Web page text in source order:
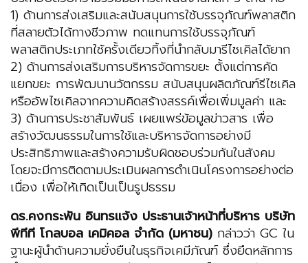
1) ด้านการส่งเสริมและสนับสนุนการใช้บรรจุภัณฑ์พลาสติก
ที่สลายตัวได้ทางชีวภาพ ทดแทนการใช้บรรจุภัณฑ์
พลาสติกประเภทใช้ครั้งเดียวทิ้งที่นำกลับมารีไซเคิลได้ยาก
2) ด้านการส่งเสริมการบริหารจัดการขยะ ตั้งแต่การคัด
แยกขยะ การพัฒนานวัตกรรม สนับสนุนผลิตภัณฑ์รีไซเคิล
หรืออัพไซเคิลจากความคิดสร้างสรรค์เพื่อเพิ่มมูลค่า และ
3) ด้านการประชาสัมพันธ์ เผยแพร่ข้อมูลข่าวสาร เพื่อ
สร้างวัฒนธรรมในการใช้และบริหารจัดการอย่างมี
ประสิทธิภาพและสร้างความรับผิดชอบร่วมกันในสังคม
โดยจะมีการติดตามประเมินผลการดำเนินโครงการอย่างต่อ
เนื่อง เพื่อให้เกิดเป็นเป็นรูปธรรม
ดร.คงกระพัน อินทรแจ้ง ประธานเจ้าหน้าที่บริหาร บริษัท
พีทีที โกลบอล เคมิคอล จำกัด (มหาชน) กล่าวว่า GC ใน
ฐานะผู้นำด้านความยั่งยืนในธุรกิจเคมีภัณฑ์ ซึ่งยึดหลักการ